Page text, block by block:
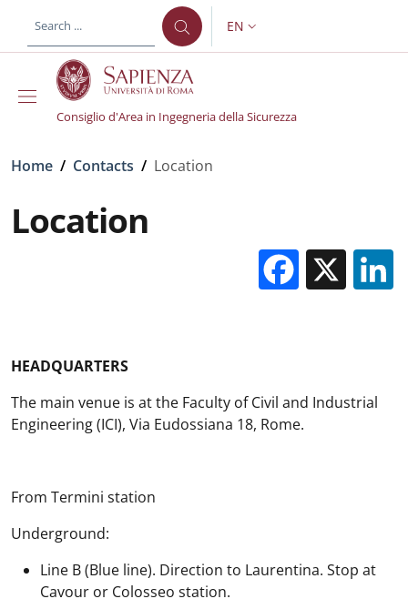
LANGUAGE SWITCHER:
EN
Consiglio d'Area in Ingegneria della Sicurezza
Breadcrumb
Home / Contacts / Location
Location
X
HEADQUARTERS
The main venue is at the Faculty of Civil and Industrial
Engineering (ICI), Via Eudossiana 18, Rome.
From Termini station
Underground:
Line B (Blue line). Direction to Laurentina. Stop at
Cavour or Colosseo station.